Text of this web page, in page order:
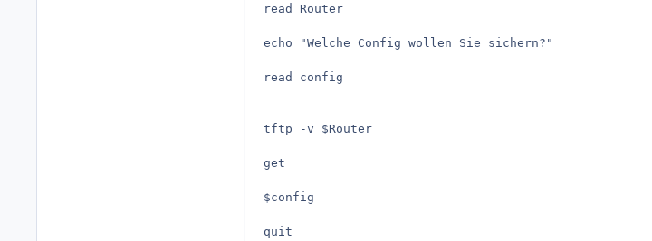
read Router
echo "Welche Config wollen Sie sichern?"
read config
tftp -v $Router
get
$config
quit